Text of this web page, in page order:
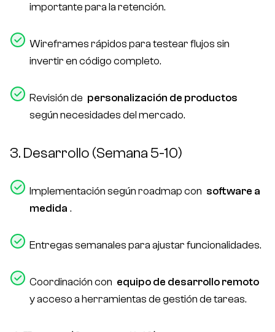
importante para la retención.
Wireframes rápidos para testear flujos sin
invertir en código completo.
Revisión de personalización de productos
según necesidades del mercado.
3. Desarrollo (Semana 5-10)
Implementación según roadmap con software a
medida .
Entregas semanales para ajustar funcionalidades.
Coordinación con equipo de desarrollo remoto
y acceso a herramientas de gestión de tareas.